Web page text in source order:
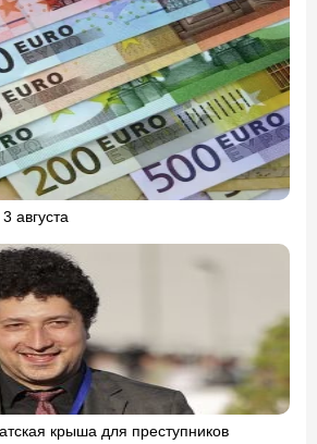
августа
крыша для преступников